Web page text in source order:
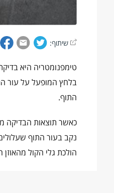
שיתוף:
טימפנומטריה היא
בלחץ המופעל על עור
התוף.
כאשר תוצאות הבדיקה
נקב בעור התוף
הולכת גלי הקול